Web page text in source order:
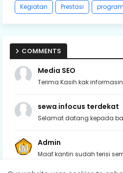
Kegiatan Prestasi program
COMMENTS
Media SEO
Terima Kasih kak
sewa infocus terdekat
Selamat datang kepada
Admin
Maaf kantin sudah terisi